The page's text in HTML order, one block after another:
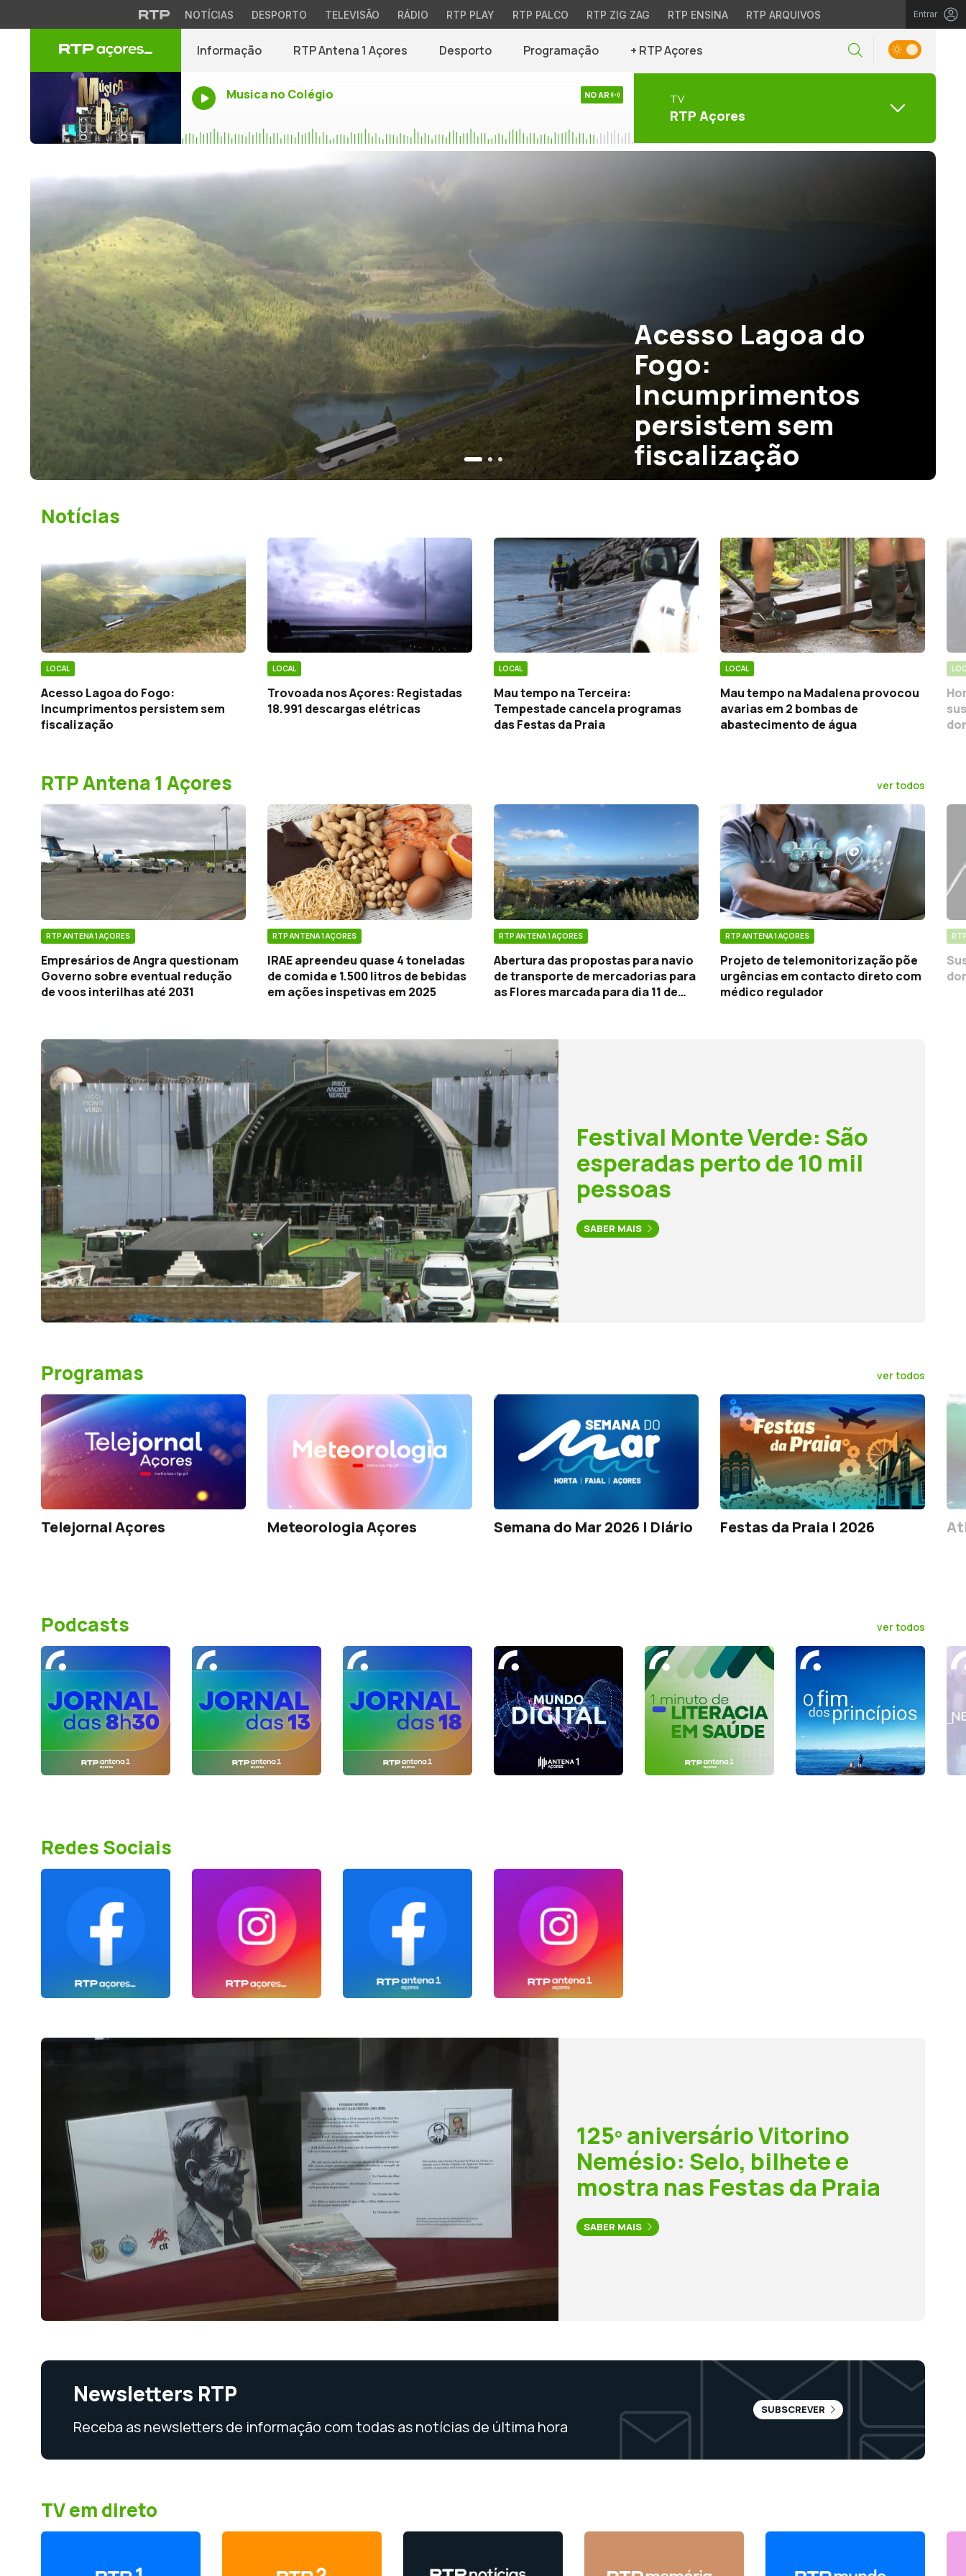
NOTÍCIAS DESPORTO TELEVISÃO RÁDIO RTP PLAY RTP PALCO RTP ZIG ZAG RTP ENSINA RTP ARQUIVOS Entrar
Informação RTP Antena 1 Açores Desporto Programação + RTP Açores
Musica no Colégio NO AR TV
RTP Açores
Acesso Lagoa do
Fogo:
Incumprimentos
persistem sem
fiscalização
Notícias
LOCAL
Acesso Lagoa do Fogo:
Incumprimentos persistem sem
fiscalização
LOCAL
Trovoada nos Açores: Registadas
18.991 descargas elétricas
LOCAL
Mau tempo na Terceira:
Tempestade cancela programas
das Festas da Praia
LOCAL
Mau tempo na Madalena provocou
avarias em 2 bombas de
abastecimento de água
RTP Antena 1 Açores ver todos
RTP ANTENA 1 AÇORES
Empresários de Angra questionam
Governo sobre eventual redução
de voos interilhas até 2031
RTP ANTENA 1 AÇORES
IRAE apreendeu quase 4 toneladas
de comida e 1.500 litros de bebidas
em ações inspetivas em 2025
RTP ANTENA 1 AÇORES
Abertura das propostas para navio
de transporte de mercadorias para
as Flores marcada para dia 11 de
RTP ANTENA 1 AÇORES
Projeto de telemonitorização põe
urgências em contacto direto com
médico regulador
Festival Monte Verde: São
esperadas perto de 10 mil
pessoas
SABER MAIS
Programas ver todos
Telejornal Açores Meteorologia Açores Semana do Mar 2026 | Diário Festas da Praia | 2026
Podcasts ver todos
Redes Sociais
125º aniversário Vitorino
Nemésio: Selo, bilhete e
mostra nas Festas da Praia
SABER MAIS
Newsletters RTP
Receba as newsletters de informação com todas as notícias de última hora
SUBSCREVER
TV em direto